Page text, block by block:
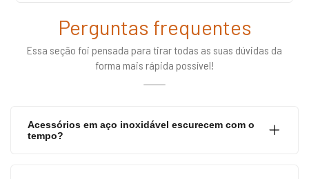
Perguntas frequentes
Essa seção foi pensada para tirar todas as suas dúvidas da
forma mais rápida possível!
Acessórios em aço inoxidável escurecem com o
tempo?